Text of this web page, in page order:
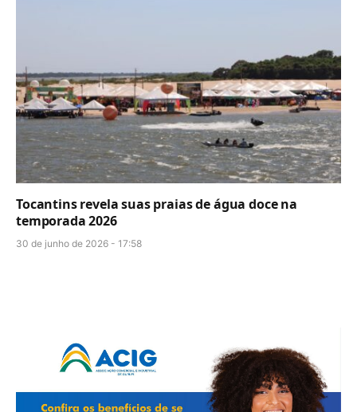
Tocantins revela suas praias de água doce na
temporada 2026
30 de junho de 2026 - 17:58